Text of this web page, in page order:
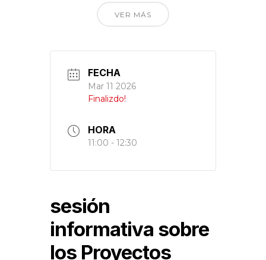
VER MÁS
FECHA
Mar 11 2026
Finalizdo!
HORA
11:00 - 12:30
sesión
informativa sobre
los Proyectos